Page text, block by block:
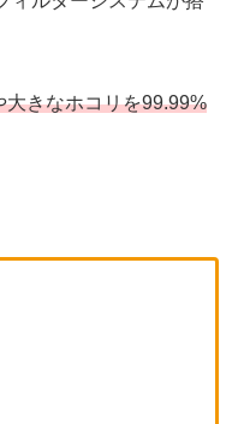
大きなホコリを99.99%